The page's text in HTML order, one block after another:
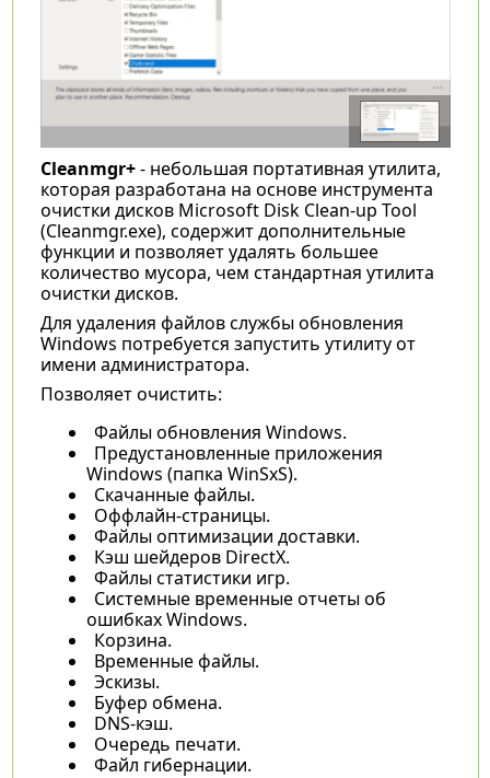
Cleanmgr+- небольшая портативная утилита,
которая разработана на основе инструмента
очистки дисков Microsoft Disk Clean-up Tool
(Cleanmgr.exe), содержит дополнительные
функции и позволяет удалять большее
количество мусора, чем стандартная утилита
очистки дисков.
Для удаления файлов службы обновления
Windows потребуется запустить утилиту от
имени администратора.
Позволяет очистить:
Файлы обновления Windows.
Предустановленные приложения
Windows (папка WinSxS).
Скачанные файлы.
Оффлайн-страницы.
Файлы оптимизации доставки.
Кэш шейдеров DirectX.
Файлы статистики игр.
Системные временные отчеты об
ошибках Windows.
Корзина.
Временные файлы.
Эскизы.
Буфер обмена.
DNS-кэш.
Очередь печати.
Файл гибернации.